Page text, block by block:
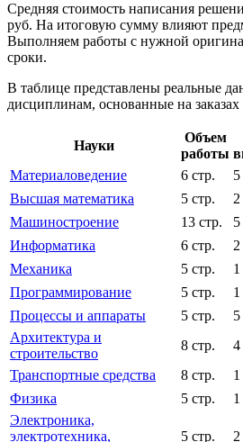
Средняя стоимость написания
руб. На итоговую сумму влияют
Выполняем работы с нужной
сроки.
В таблице представлены реальные
дисциплинам, основанные на заказах
Науки
Объем
работы
Материаловедение
6 стр.
Высшая математика
5 стр.
Машиностроение
13 стр.
Информатика
6 стр.
Механика
5 стр.
Программирование
5 стр.
Процессы и аппараты
5 стр.
Архитектура и
строительство
8 стр. 4
Транспортные средства
8 стр.
Физика
5 стр.
Электроника,
электротехника,
5 стр.